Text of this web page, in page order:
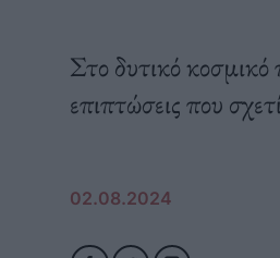
Στο δυτικό κοσμικό
επιπτώσεις που
02.08.2024